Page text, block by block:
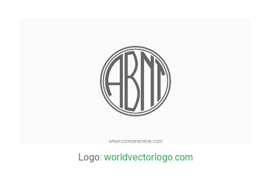
Logo: worldvectorlogo.com